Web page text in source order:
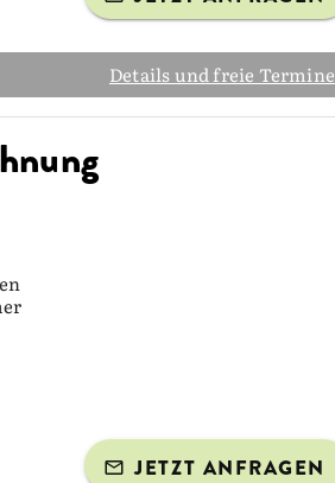
Details und freie Termine
JETZT ANFRAGEN